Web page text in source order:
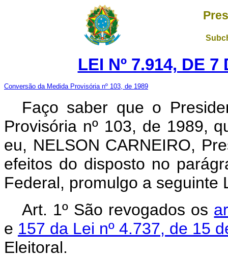
LEI Nº 7.914, DE
Conversão da Medida Provisória nº 103, de 1989
Faço saber que o
Provisória nº 103, de 1989,
eu, NELSON CARNEIRO,
efeitos do disposto no
Federal, promulgo a seguinte
Art. 1º São revogados os
e 157 da Lei nº 4.737, de 15
Eleitoral.